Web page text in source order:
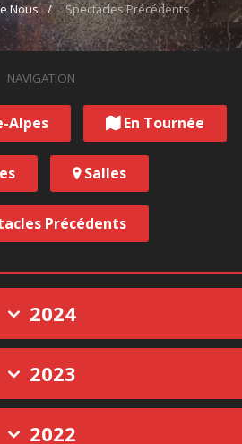
Nous Spectacles Précédents
NAVIGATION
Alpes En Tournée
Salles
Précédents
2024
2023
2022